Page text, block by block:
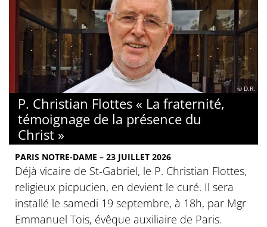
© D.R.
P. Christian Flottes « La fraternité,
témoignage de la présence du
Christ »
PARIS NOTRE-DAME – 23 JUILLET 2026
Déjà vicaire de St-Gabriel, le P. Christian Flottes,
religieux picpucien, en devient le curé. Il sera
installé le samedi 19 septembre, à 18h, par Mgr
Emmanuel Tois, évêque auxiliaire de Paris.